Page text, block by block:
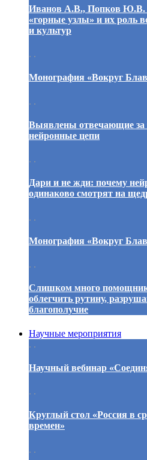
Иванов А.В., Попков Ю.В.
«горные узлы» и их роль
и культур
. .
Монография «Вокруг
. .
Выявлены отвечающие за
нейронные цепи
. .
Дари и не жди: почему
одинаково смотрят на
. .
Монография «Вокруг
. .
Слишком много
облегчить рутину,
благополучие
Научные мероприятия
. .
Научный вебинар
. .
Круглый стол «Россия в
времен»
. .